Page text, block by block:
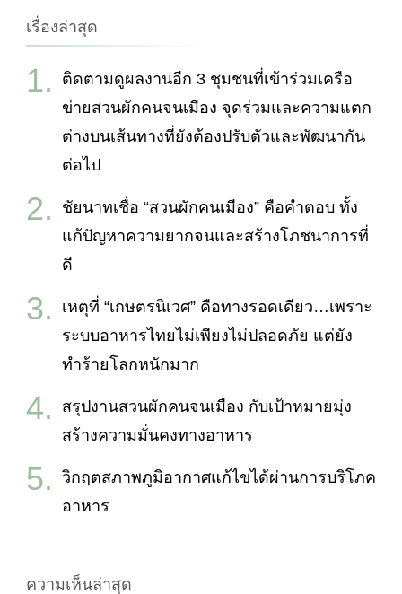
เรื่องล่าสุด
ติดตามดูผลงานอีก 3 ชุมชนที่เข้าร่วมเครือ
ข่ายสวนผักคนจนเมือง จุดร่วมและความแตก
ต่างบนเส้นทางที่ยังต้องปรับตัวและพัฒนากัน
ต่อไป
ชัยนาทเชื่อ “สวนผักคนเมือง” คือคำตอบ ทั้ง
แก้ปัญหาความยากจนและสร้างโภชนาการที่
ดี
เหตุที่ “เกษตรนิเวศ” คือทางรอดเดียว…เพราะ
ระบบอาหารไทยไม่เพียงไม่ปลอดภัย แต่ยัง
ทำร้ายโลกหนักมาก
สรุปงานสวนผักคนจนเมือง กับเป้าหมายมุ่ง
สร้างความมั่นคงทางอาหาร
วิกฤตสภาพภูมิอากาศแก้ไขได้ผ่านการบริโภค
อาหาร
ความเห็นล่าสุด